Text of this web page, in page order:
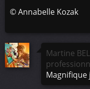
©Annabelle Kozak
Martine
Magnifique